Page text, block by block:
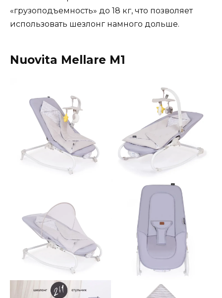
«грузоподъемность» до 18 кг, что позволяет
использовать шезлонг намного дольше.
Nuovita Mellare M1